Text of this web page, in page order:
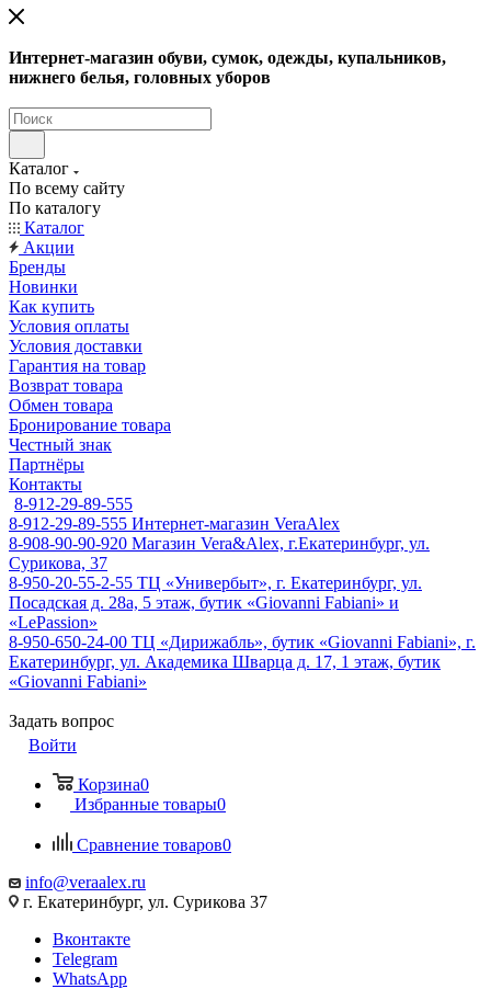
Интернет-магазин обуви, сумок, одежды, купальников,
нижнего белья, головных уборов
Каталог
По всему сайту
По каталогу
Каталог
Акции
Бренды
Новинки
Как купить
Условия оплаты
Условия доставки
Гарантия на товар
Возврат товара
Обмен товара
Бронирование товара
Честный знак
Партнёры
Контакты
8-912-29-89-555
8-912-29-89-555 Интернет-магазин VeraAlex
8-908-90-90-920 Магазин Vera&Alex, г.Екатеринбург, ул.
Сурикова, 37
8-950-20-55-2-55 ТЦ «Универбыт», г. Екатеринбург, ул.
Посадская д. 28а, 5 этаж, бутик «Giovanni Fabiani» и
«LePassion»
8-950-650-24-00 ТЦ «Дирижабль», бутик «Giovanni Fabiani», г.
Екатеринбург, ул. Академика Шварца д. 17, 1 этаж, бутик
«Giovanni Fabiani»
Задать вопрос
Войти
Корзина0
Избранные товары0
Сравнение товаров0
info@veraalex.ru
г. Екатеринбург, ул. Сурикова 37
Вконтакте
Telegram
WhatsApp